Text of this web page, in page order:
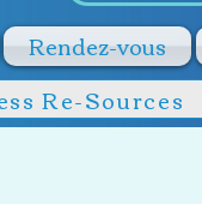
Rendez-vous
Re-Sources